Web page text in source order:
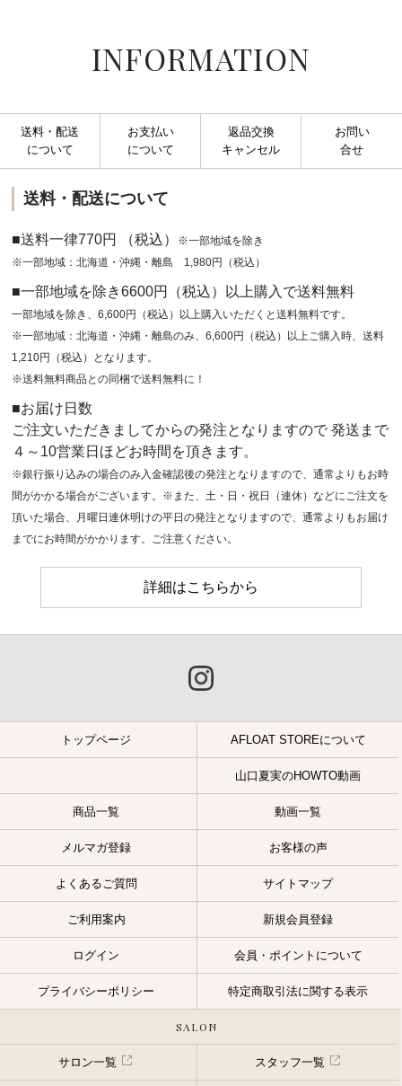
INFORMATION
送料・配送
について
お支払い
について
返品交換
キャンセル
お問い
合せ
送料・配送について
■送料一律770円 （税込）
※一部地域を除き
※一部地域：北海道・沖縄・離島 1,980円（税込）
■一部地域を除き6600円（税込）以上購入で送料無料
一部地域を除き、6,600円（税込）以上購入いただくと送料無料です。
※一部地域：北海道・沖縄・離島のみ、6,600円（税込）以上ご購入時、送料
1,210円（税込）となります。
※送料無料商品との同梱で送料無料に！
■お届け日数
ご注文いただきましてからの発注となりますので 発送まで
４～10営業日ほどお時間を頂きます。
※銀行振り込みの場合のみ入金確認後の発注となりますので、通常よりもお時
間がかかる場合がございます。※また、土・日・祝日（連休）などにご注文を
頂いた場合、月曜日連休明けの平日の発注となりますので、通常よりもお届け
までにお時間がかかります。ご注意ください。
詳細はこちらから
トップページ AFLOAT STOREについて
山口夏実のHOWTO動画
商品一覧 動画一覧
メルマガ登録 お客様の声
よくあるご質問 サイトマップ
ご利用案内 新規会員登録
ログイン 会員・ポイントについて
プライバシーポリシー 特定商取引法に関する表示
SALON
サロン一覧 スタッフ一覧